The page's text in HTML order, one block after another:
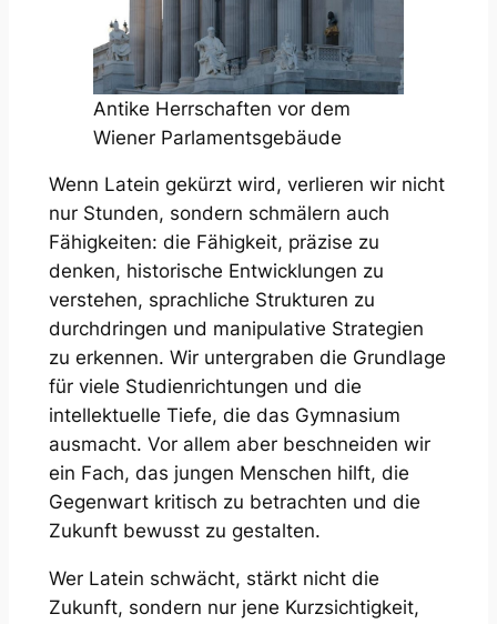
Antike Herrschaften vor dem
Wiener Parlamentsgebäude
Wenn Latein gekürzt wird, verlieren wir nicht
nur Stunden, sondern schmälern auch
Fähigkeiten: die Fähigkeit, präzise zu
denken, historische Entwicklungen zu
verstehen, sprachliche Strukturen zu
durchdringen und manipulative Strategien
zu erkennen. Wir untergraben die Grundlage
für viele Studienrichtungen und die
intellektuelle Tiefe, die das Gymnasium
ausmacht. Vor allem aber beschneiden wir
ein Fach, das jungen Menschen hilft, die
Gegenwart kritisch zu betrachten und die
Zukunft bewusst zu gestalten.
Wer Latein schwächt, stärkt nicht die
Zukunft, sondern nur jene Kurzsichtigkeit,